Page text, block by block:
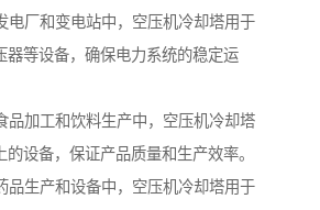
电厂和变电站中，空压机冷却塔用于
器等设备，确保电力系统的稳定运
品加工和饮料生产中，空压机冷却塔
的设备，保证产品质量和生产效率。
品生产和设备中，空压机冷却塔用于